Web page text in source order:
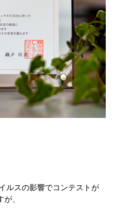
ルスの影響でコンテストが
、